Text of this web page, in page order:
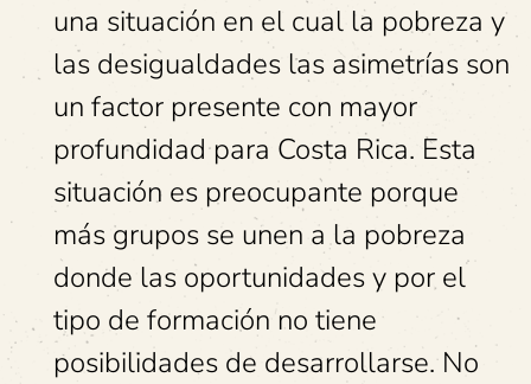
una situación en el cual la pobreza y
las desigualdades las asimetrías son
un factor presente con mayor
profundidad para Costa Rica. Esta
situación es preocupante porque
más grupos se unen a la pobreza
donde las oportunidades y por el
tipo de formación no tiene
posibilidades de desarrollarse. No